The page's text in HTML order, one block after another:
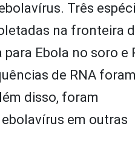
Três
na fronteira
Ebola no soro e
de RNA foram
disso, foram
em outras